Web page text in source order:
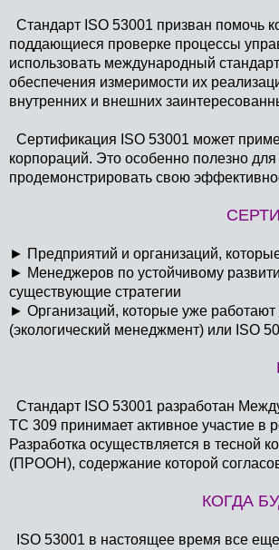
Стандарт ISO 53001 призван помочь
поддающиеся проверке процессы
использовать международный
обеспечения измеримости их
внутренних и внешних
Сертификация ISO 53001 может
корпораций. Это особенно полезно
продемонстрировать свою
► Предприятий и организаций,
► Менеджеров по устойчивому
существующие стратегии
► Организаций, которые уже
(экологический менеджмент) или ISO
Стандарт ISO 53001 разработан
TC 309 принимает активное участие
Разработка осуществляется в
(ПРООН), содержание которой
КОГДА
ISO 53001 в настоящее время все еще